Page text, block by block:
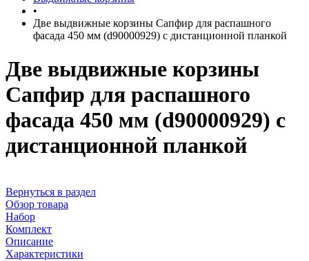
•
Две выдвижные корзины Сапфир для распашного
фасада 450 мм (d90000929) с дистанционной планкой
Две выдвижные корзины
Сапфир для распашного
фасада 450 мм (d90000929) с
дистанционной планкой
Вернуться в раздел
Обзор товара
Набор
Комплект
Описание
Характеристики